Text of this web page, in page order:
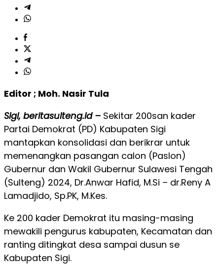
Editor ; Moh. Nasir Tula
Sigi, beritasulteng.id – Sekitar 200san kader
Partai Demokrat (PD) Kabupaten Sigi
mantapkan konsolidasi dan berikrar untuk
memenangkan pasangan calon (Paslon)
Gubernur dan Wakil Gubernur Sulawesi Tengah
(Sulteng) 2024, Dr.Anwar Hafid, M.Si – dr.Reny A
Lamadjido, Sp.PK, M.Kes.
Ke 200 kader Demokrat itu masing-masing
mewakili pengurus kabupaten, Kecamatan dan
ranting ditingkat desa sampai dusun se
Kabupaten Sigi.